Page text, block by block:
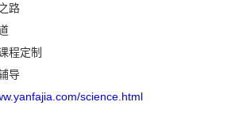
路
程定制
导
science.html